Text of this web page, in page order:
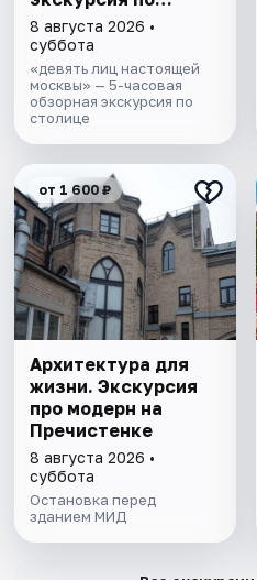
столице
8 августа 2026 •
суббота
«девять лиц настоящей
москвы» — 5-часовая
обзорная экскурсия по
столице
от 1 600 ₽
Архитектура для
жизни. Экскурсия
про модерн на
Пречистенке
8 августа 2026 •
суббота
Остановка перед
зданием МИД